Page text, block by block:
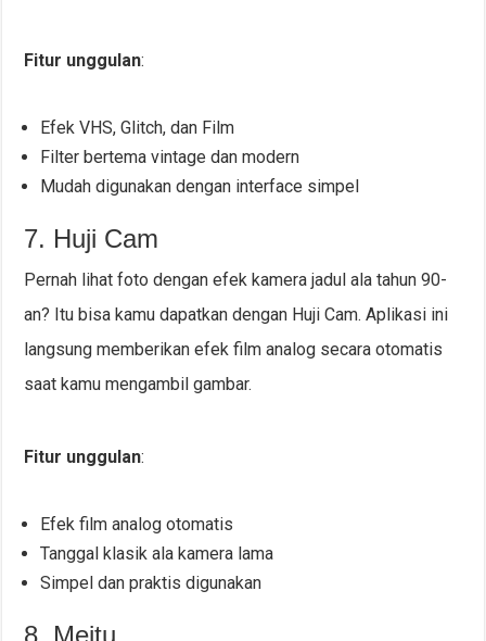
Fitur unggulan:
Efek VHS, Glitch, dan Film
Filter bertema vintage dan modern
Mudah digunakan dengan interface simpel
7. Huji Cam
Pernah lihat foto dengan efek kamera jadul ala tahun 90-
an? Itu bisa kamu dapatkan dengan Huji Cam. Aplikasi ini
langsung memberikan efek film analog secara otomatis
saat kamu mengambil gambar.
Fitur unggulan:
Efek film analog otomatis
Tanggal klasik ala kamera lama
Simpel dan praktis digunakan
8. Meitu